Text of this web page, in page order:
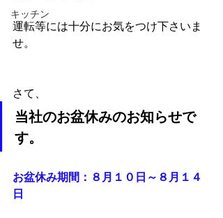
キッチン
運転等には十分にお気をつけ下さいま
せ。
さて、
当社のお盆休みのお知らせで
す。
お盆休み期間：８月１０日～８月１４
日